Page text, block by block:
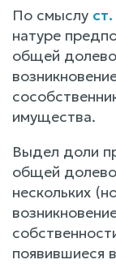
По смыслу
натуре
общей
имущества.
Выдел доли
общей
нескольких
появившиеся